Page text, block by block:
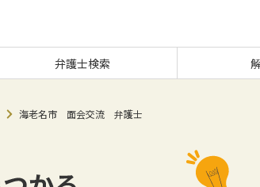
弁護士検索
海老名市 面会交流 弁護士